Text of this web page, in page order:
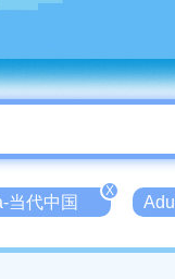
当代中国
X